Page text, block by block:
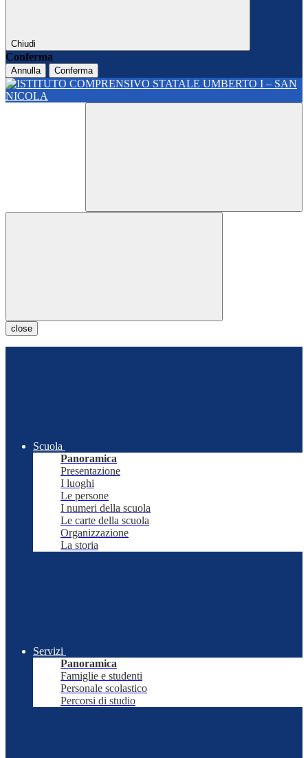
Chiudi
Conferma
Annulla Conferma
close
Scuola
Panoramica
Presentazione
I luoghi
Le persone
I numeri della scuola
Le carte della scuola
Organizzazione
La storia
Servizi
Panoramica
Famiglie e studenti
Personale scolastico
Percorsi di studio